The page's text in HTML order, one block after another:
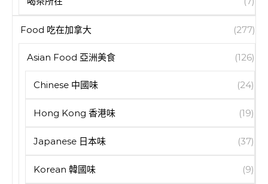
Food 吃在加拿大 (277)
Asian Food 亞洲美食 (126)
Chinese 中國味 (24)
Hong Kong 香港味 (19)
Japanese 日本味 (37)
Korean 韓國味 (9)